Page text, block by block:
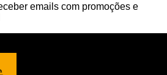
emails com promoções e